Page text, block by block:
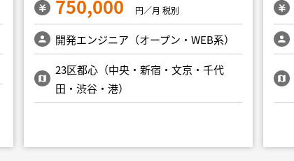
750,000 円／月 税別
開発エンジニア（オープン・WEB系）
23区都心（中央・新宿・文京・千代
田・渋谷・港）